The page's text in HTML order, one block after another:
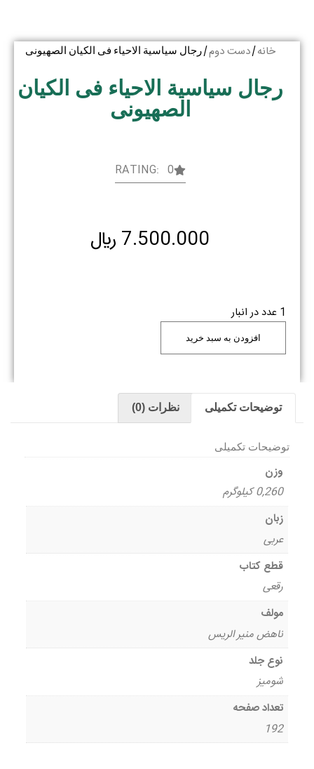
خانه/دست دوم/ رجال سیاسیة الاحیاء فی الکیان الصهیونی
رجال سیاسیة الاحیاء فی الکیان
الصهیونی
RATING: 0
7.500.000 ﷼
1 عدد در انبار
افزودن به سبد خرید
توضیحات تکمیلی نظرات (0)
توضیحات تکمیلی
وزن
0,260 کیلوگرم
زبان
عربی
قطع کتاب
رقعی
مولف
ناهض منیر الریس
نوع جلد
شومیز
تعداد صفحه
192